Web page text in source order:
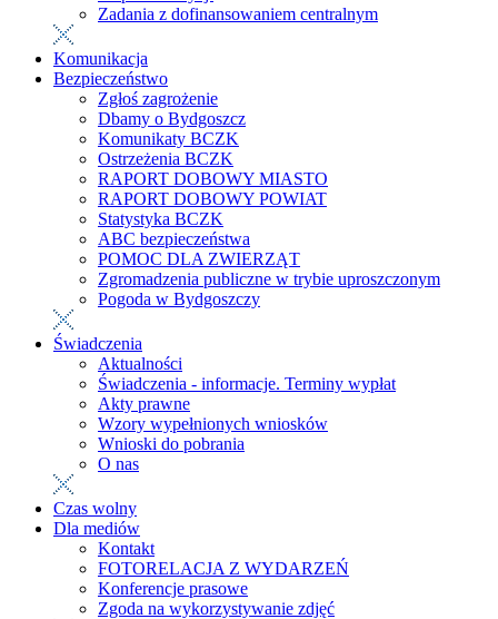
Zadania z dofinansowaniem centralnym
Komunikacja
Bezpieczeństwo
Zgłoś zagrożenie
Dbamy o Bydgoszcz
Komunikaty BCZK
Ostrzeżenia BCZK
RAPORT DOBOWY MIASTO
RAPORT DOBOWY POWIAT
Statystyka BCZK
ABC bezpieczeństwa
POMOC DLA ZWIERZĄT
Zgromadzenia publiczne w trybie uproszczonym
Pogoda w Bydgoszczy
Świadczenia
Aktualności
Świadczenia - informacje. Terminy wypłat
Akty prawne
Wzory wypełnionych wniosków
Wnioski do pobrania
O nas
Czas wolny
Dla mediów
Kontakt
FOTORELACJA Z WYDARZEŃ
Konferencje prasowe
Zgoda na wykorzystywanie zdjęć